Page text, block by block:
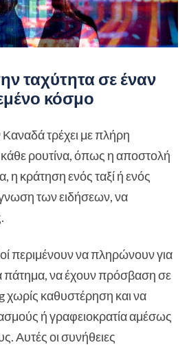
ταχύτητα σε έναν
κόσμο
τρέχει με πλήρη
ρουτίνα, όπως η αποστολή
η κράτηση ενός ταξί ή ενός
των ειδήσεων, να
περιμένουν να πληρώνουν για
πάτημα, να έχουν πρόσβαση σε
καθυστέρηση και να
ή γραφειοκρατία αμέσως
Αυτές οι συνήθειες